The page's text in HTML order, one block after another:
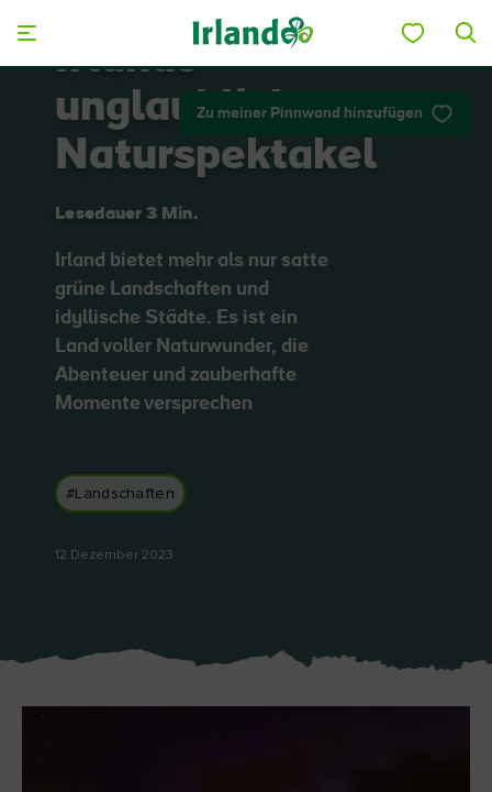
Like
Zu meiner Pinnwand hinzufügen
Irlands
unglaubliche
Naturspektakel
Lesedauer 3 Min.
Irland bietet mehr als nur satte
grüne Landschaften und
idyllische Städte. Es ist ein
Land voller Naturwunder, die
Abenteuer und zauberhafte
Momente versprechen
#Landschaften
12 Dezember 2023